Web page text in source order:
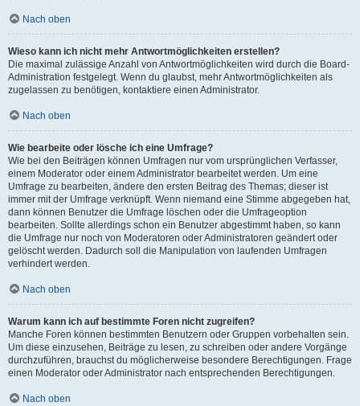
Nach oben
Wieso kann ich nicht mehr Antwortmöglichkeiten erstellen?
Die maximal zulässige Anzahl von Antwortmöglichkeiten wird durch die Board-
Administration festgelegt. Wenn du glaubst, mehr Antwortmöglichkeiten als
zugelassen zu benötigen, kontaktiere einen Administrator.
Nach oben
Wie bearbeite oder lösche ich eine Umfrage?
Wie bei den Beiträgen können Umfragen nur vom ursprünglichen Verfasser,
einem Moderator oder einem Administrator bearbeitet werden. Um eine
Umfrage zu bearbeiten, ändere den ersten Beitrag des Themas; dieser ist
immer mit der Umfrage verknüpft. Wenn niemand eine Stimme abgegeben hat,
dann können Benutzer die Umfrage löschen oder die Umfrageoption
bearbeiten. Sollte allerdings schon ein Benutzer abgestimmt haben, so kann
die Umfrage nur noch von Moderatoren oder Administratoren geändert oder
gelöscht werden. Dadurch soll die Manipulation von laufenden Umfragen
verhindert werden.
Nach oben
Warum kann ich auf bestimmte Foren nicht zugreifen?
Manche Foren können bestimmten Benutzern oder Gruppen vorbehalten sein.
Um diese einzusehen, Beiträge zu lesen, zu schreiben oder andere Vorgänge
durchzuführen, brauchst du möglicherweise besondere Berechtigungen. Frage
einen Moderator oder Administrator nach entsprechenden Berechtigungen.
Nach oben